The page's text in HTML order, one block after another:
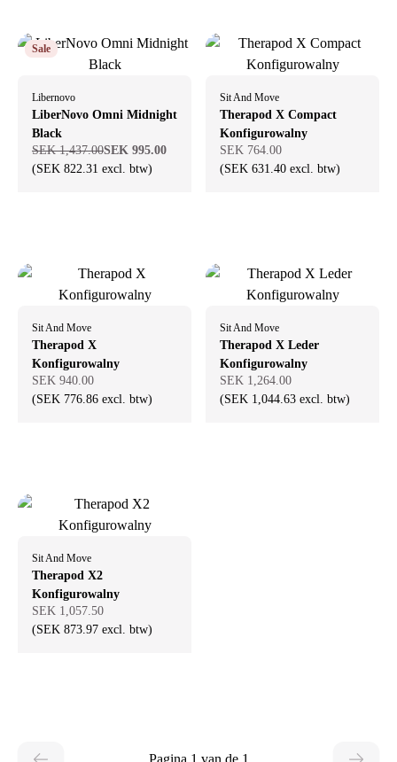
Sale
Libernovo
LiberNovo Omni Midnight
Black
SEK 1,437.00SEK 995.00
(SEK 822.31 excl. btw)
Sit And Move
Therapod X Compact
Konfigurowalny
SEK 764.00
(SEK 631.40 excl. btw)
Sit And Move
Therapod X
Konfigurowalny
SEK 940.00
(SEK 776.86 excl. btw)
Sit And Move
Therapod X Leder
Konfigurowalny
SEK 1,264.00
(SEK 1,044.63 excl. btw)
Sit And Move
Therapod X2
Konfigurowalny
SEK 1,057.50
(SEK 873.97 excl. btw)
Pagina 1 van de 1